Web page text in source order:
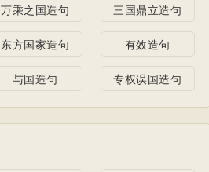
万乘之国造句 三国鼎立造句
东方国家造句 有效造句
与国造句 专权误国造句